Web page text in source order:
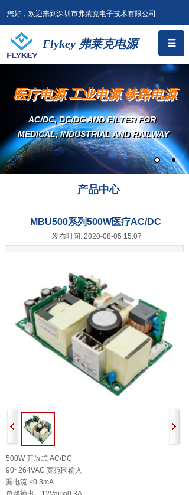
您好，欢迎来到深圳市弗莱克电子技术有限公司
Flykey 弗莱克电源
医疗电源 工业电源 铁路电源
AC/DC, DC/DC AND FILTERFOR
MEDICAL, INDUSTRIAL AND RAILWAY
产品中心
MBU500系列500W医疗AC/DC
发布时间: 2020-08-05 15:07
500W 开放式 AC/DC
90~264VAC 宽范围输入
漏电流 <0.3mA